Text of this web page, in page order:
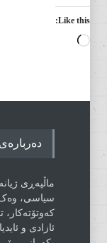
Like this:
Loading…
ماڵپەڕی
سیاسی، وەک
کەوتۆتەکار،
ئازادی و